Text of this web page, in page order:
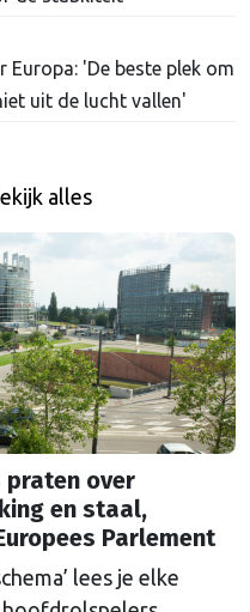
Europa: 'De beste plek om
uit de lucht vallen'
alles
praten over
en staal,
Parlement
lees je elke